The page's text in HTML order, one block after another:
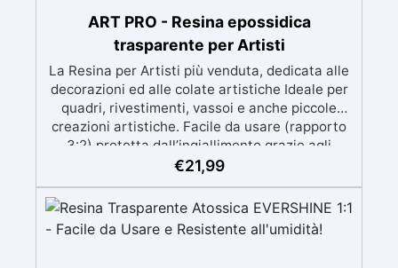
ART PRO - Resina epossidica
trasparente per Artisti
La Resina per Artisti più venduta, dedicata alle
decorazioni ed alle colate artistiche Ideale per
quadri, rivestimenti, vassoi e anche piccole
creazioni artistiche. Facile da usare (rapporto
3:2) protetta dall’ingiallimento grazie agli
speciali filtri UV Formula densa : non cola via,
in 12-24h garantendo una superficie lucida e
brillante
€21,99